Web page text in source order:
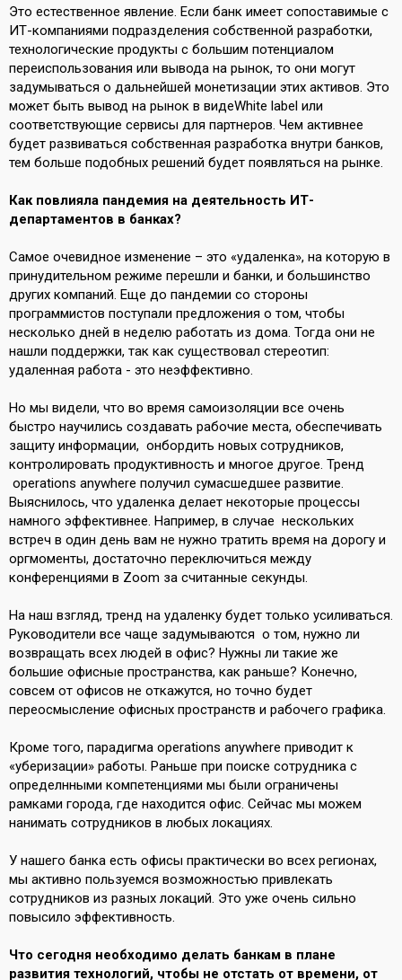
Это естественное явление. Если банк имеет сопоставимые с
ИТ-компаниями подразделения собственной разработки,
технологические продукты с большим потенциалом
переиспользования или вывода на рынок, то они могут
задумываться о дальнейшей монетизации этих активов. Это
может быть вывод на рынок в видеWhite label или
соответствующие сервисы для партнеров. Чем активнее
будет развиваться собственная разработка внутри банков,
тем больше подобных решений будет появляться на рынке.
Как повлияла пандемия на деятельность ИТ-
департаментов в банках?
Самое очевидное изменение – это «удаленка», на которую в
принудительном режиме перешли и банки, и большинство
других компаний. Еще до пандемии со стороны
программистов поступали предложения о том, чтобы
несколько дней в неделю работать из дома. Тогда они не
нашли поддержки, так как существовал стереотип:
удаленная работа - это неэффективно.
Но мы видели, что во время самоизоляции все очень
быстро научились создавать рабочие места, обеспечивать
защиту информации, онбордить новых сотрудников,
контролировать продуктивность и многое другое. Тренд
operations anywhere получил сумасшедшее развитие.
Выяснилось, что удаленка делает некоторые процессы
намного эффективнее. Например, в случае нескольких
встреч в один день вам не нужно тратить время на дорогу и
оргмоменты, достаточно переключиться между
конференциями в Zoom за считанные секунды.
На наш взгляд, тренд на удаленку будет только усиливаться.
Руководители все чаще задумываются о том, нужно ли
возвращать всех людей в офис? Нужны ли такие же
большие офисные пространства, как раньше? Конечно,
совсем от офисов не откажутся, но точно будет
переосмысление офисных пространств и рабочего графика.
Кроме того, парадигма оperations anywhere приводит к
«уберизации» работы. Раньше при поиске сотрудника с
определнными компетенциями мы были ограничены
рамками города, где находится офис. Сейчас мы можем
нанимать сотрудников в любых локациях.
У нашего банка есть офисы практически во всех регионах,
мы активно пользуемся возможностью привлекать
сотрудников из разных локаций. Это уже очень сильно
повысило эффективность.
Что сегодня необходимо делать банкам в плане
развития технологий, чтобы не отстать от времени, от